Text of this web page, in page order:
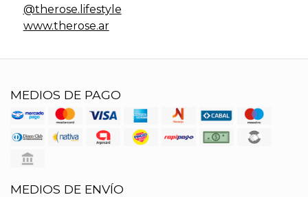
@therose.lifestyle
www.therose.ar
MEDIOS DE PAGO
MEDIOS DE ENVÍO